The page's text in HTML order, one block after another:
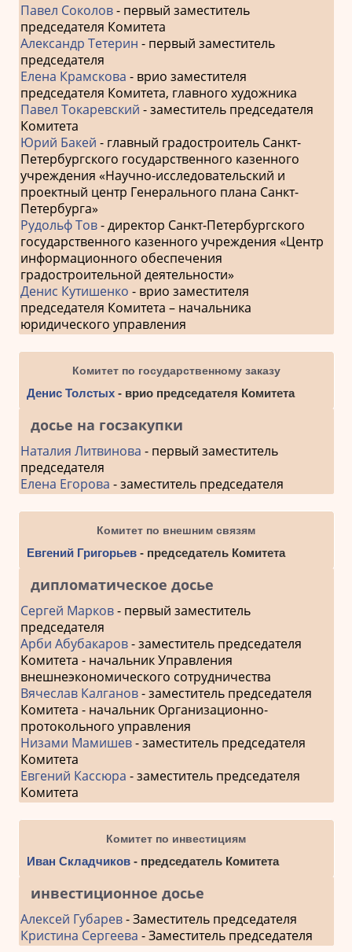
Павел Соколов- первый заместитель
председателя Комитета
Александр Тетерин - первый заместитель
председателя
Елена Крамскова - врио заместителя
председателя Комитета, главного художника
Павел Токаревский - заместитель председателя
Комитета
Юрий Бакей - главный градостроитель Санкт-
Петербургского государственного казенного
учреждения «Научно-исследовательский и
проектный центр Генерального плана Санкт-
Петербурга»
Рудольф Тов- директор Санкт-Петербургского
государственного казенного учреждения «Центр
информационного обеспечения
градостроительной деятельности»
Денис Кутишенко - врио заместителя
председателя Комитета – начальника
юридического управления
Комитет по государственному заказу
Денис Толстых- врио председателя Комитета
досье на госзакупки
Наталия Литвинова - первый заместитель
председателя
Елена Егорова - заместитель председателя
Комитет по внешним связям
Евгений Григорьев- председатель Комитета
дипломатическое досье
Сергей Марков- первый заместитель
председателя
Арби Абубакаров- заместитель председателя
Комитета - начальник Управления
внешнеэкономического сотрудничества
Вячеслав Калганов- заместитель председателя
Комитета - начальник Организационно-
протокольного управления
Низами Мамишев- заместитель председателя
Комитета
Евгений Кассюра - заместитель председателя
Комитета
Комитет по инвестициям
Иван Складчиков- председатель Комитета
инвестиционное досье
Алексей Губарев- Заместитель председателя
Кристина Сергеева - Заместитель председателя